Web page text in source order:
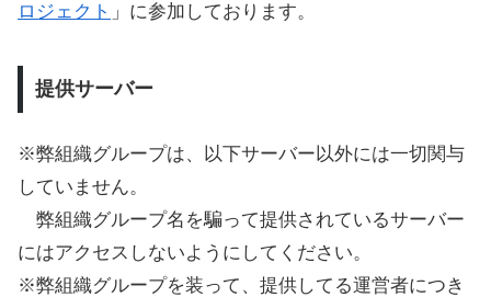
ロジェクト 」に参加しております。
提供サーバー
※弊組織グループは、以下サーバー以外には一切関与
していません。
弊組織グループ名を騙って提供されているサーバー
にはアクセスしないようにしてください。
※弊組織グループを装って、提供してる運営者につき